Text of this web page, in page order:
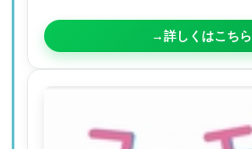
→詳しくはこちら